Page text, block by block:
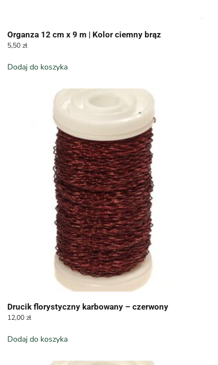
Organza 12 cm x 9 m | Kolor ciemny brąz
5,50 zł
Dodaj do koszyka
Drucik florystyczny karbowany – czerwony
12,00 zł
Dodaj do koszyka